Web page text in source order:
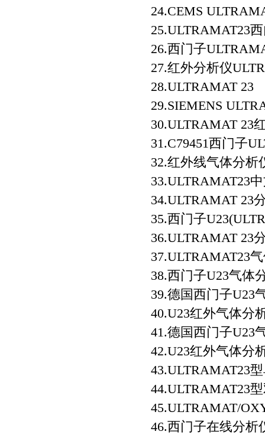
24.CEMS
25.ULTRAMAT23
26.西门子
27.红外分析仪
28.ULTRAMAT 23
29.SIEMENS
30.ULTRAMAT 23
31.C79451西门子
32.红外线气体分析
33.ULTRAMAT23
34.ULTRAMAT 23
35.西门子
36.ULTRAMAT 23
37.ULTRAMAT23
38.西门子U23气体
39.德国西门子U23
40.U23红外气体分
41.德国西门子U23
42.U23红外气体分
43.ULTRAMAT23
44.ULTRAMAT23
45.ULTRAMAT/
46.西门子在线分析